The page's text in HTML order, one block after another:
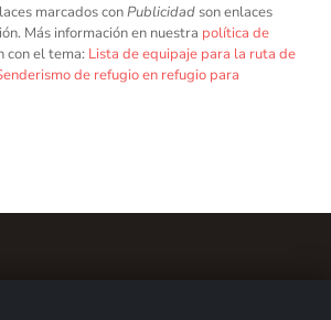
marcados conPublicidad son enlaces
Más información en nuestra política de
con el tema: Lista de equipaje para la ruta de
de refugio en refugio para